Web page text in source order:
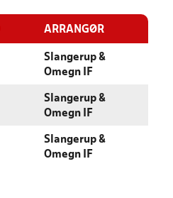
ARRANGØR
Slangerup &
Omegn IF
Slangerup &
Omegn IF
Slangerup &
Omegn IF